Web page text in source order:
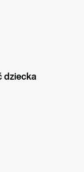
dziecka